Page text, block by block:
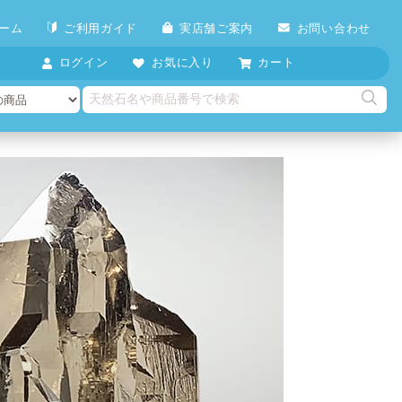
ム ご利用ガイド 実店舗ご案内 お問い合わせ
ログイン お気に入り カート